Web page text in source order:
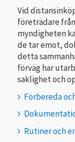
Vid
företrädare
myndigheten
de tar emot,
detta
förväg har
saklighet och
Förbereda
Rutiner och